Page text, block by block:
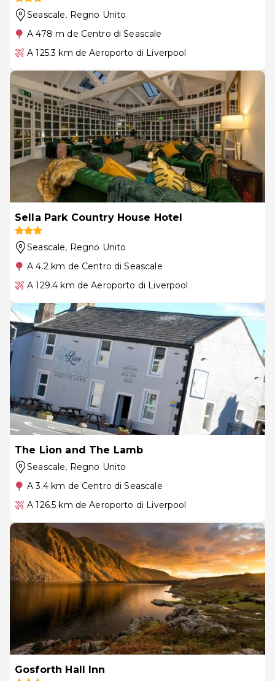
Seascale, Regno Unito
A 478 m de Centro di Seascale
A 125.3 km de Aeroporto di Liverpool
Sella Park Country House Hotel
Seascale, Regno Unito
A 4.2 km de Centro di Seascale
A 129.4 km de Aeroporto di Liverpool
The Lion and The Lamb
Seascale, Regno Unito
A 3.4 km de Centro di Seascale
A 126.5 km de Aeroporto di Liverpool
Gosforth Hall Inn